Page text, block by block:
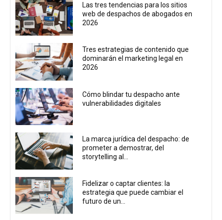
Las tres tendencias para los sitios
web de despachos de abogados en
2026
Tres estrategias de contenido que
dominarán el marketing legal en
2026
Cómo blindar tu despacho ante
vulnerabilidades digitales
La marca jurídica del despacho: de
prometer a demostrar, del
storytelling al...
Fidelizar o captar clientes: la
estrategia que puede cambiar el
futuro de un...